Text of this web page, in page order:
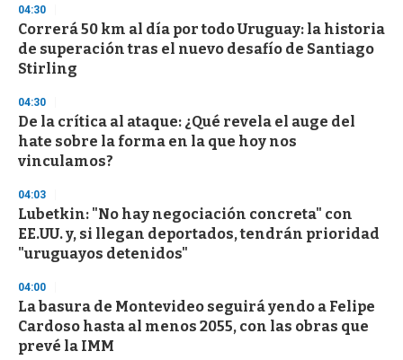
d
s
o
f
3
s
e
c
o
n
s
04:30
Correrá 50 km al día por todo Uruguay: la historia
de superación tras el nuevo desafío de Santiago
Stirling
04:30
De la crítica al ataque: ¿Qué revela el auge del
hate sobre la forma en la que hoy nos
vinculamos?
04:03
Lubetkin: "No hay negociación concreta" con
EE.UU. y, si llegan deportados, tendrán prioridad
"uruguayos detenidos"
04:00
La basura de Montevideo seguirá yendo a Felipe
Cardoso hasta al menos 2055, con las obras que
prevé la IMM